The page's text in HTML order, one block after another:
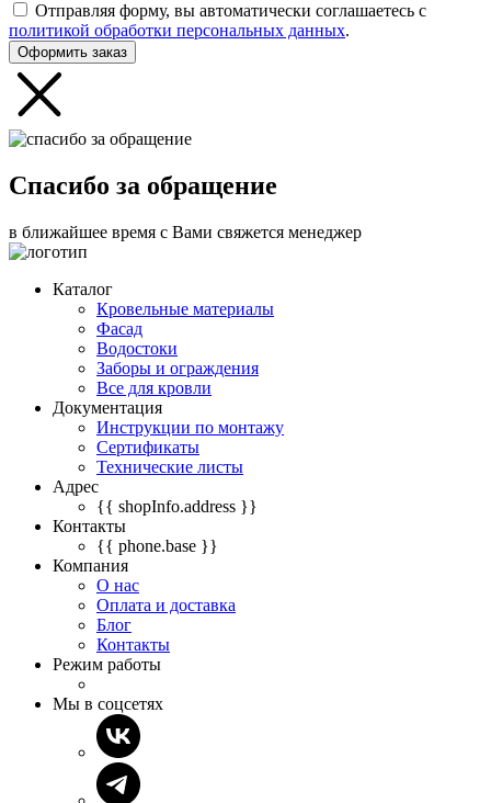
Отправляя форму, вы автоматически соглашаетесь с
политикой обработки персональных данных.
Оформить заказ
Спасибо за обращение
в ближайшее время с Вами свяжется менеджер
Каталог
Кровельные материалы
Фасад
Водостоки
Заборы и ограждения
Все для кровли
Документация
Инструкции по монтажу
Сертификаты
Технические листы
Адрес
{{ shopInfo.address }}
Контакты
{{ phone.base }}
Компания
О нас
Оплата и доставка
Блог
Контакты
Режим работы
Мы в соцсетях